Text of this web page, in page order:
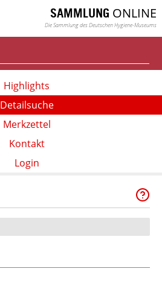
SAMMLUNG ONLINE
Die Sammlung des Deutschen Hygiene-Museums
Highlights
Detailsuche
Merkzettel
Kontakt
Login